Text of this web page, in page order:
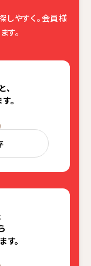
やすく。会員様
。
。
。